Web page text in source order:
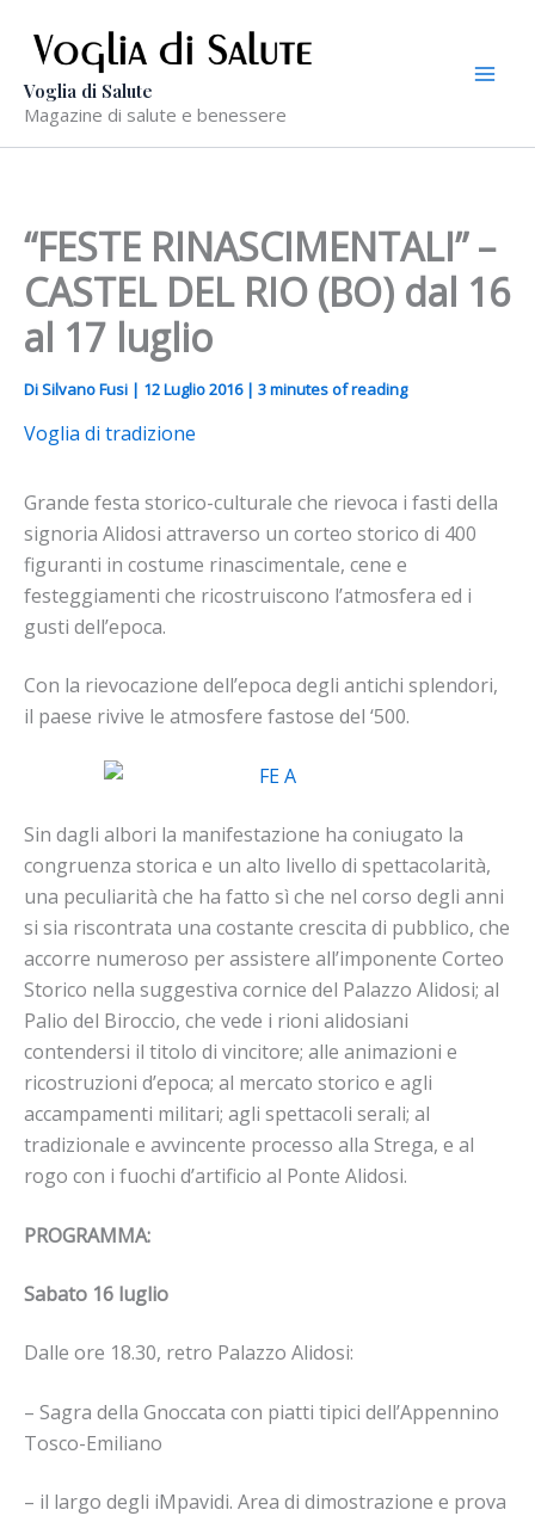
contenuto
Voglia di Salute
Magazine di salute e benessere
“FESTE RINASCIMENTALI” –
CASTEL DEL RIO (BO) dal 16
al 17 luglio
DiSilvano Fusi | 12 Luglio 2016 | 3 minutes of reading
Voglia di tradizione
Grande festa storico-culturale che rievoca i fasti della
signoria Alidosi attraverso un corteo storico di 400
figuranti in costume rinascimentale, cene e
festeggiamenti che ricostruiscono l’atmosfera ed i
gusti dell’epoca.
Con la rievocazione dell’epoca degli antichi splendori,
il paese rivive le atmosfere fastose del ‘500.
Sin dagli albori la manifestazione ha coniugato la
congruenza storica e un alto livello di spettacolarità,
una peculiarità che ha fatto sì che nel corso degli anni
si sia riscontrata una costante crescita di pubblico, che
accorre numeroso per assistere all’imponente Corteo
Storico nella suggestiva cornice del Palazzo Alidosi; al
Palio del Biroccio, che vede i rioni alidosiani
contendersi il titolo di vincitore; alle animazioni e
ricostruzioni d’epoca; al mercato storico e agli
accampamenti militari; agli spettacoli serali; al
tradizionale e avvincente processo alla Strega, e al
rogo con i fuochi d’artificio al Ponte Alidosi.
PROGRAMMA:
Sabato 16 luglio
Dalle ore 18.30, retro Palazzo Alidosi:
– Sagra della Gnoccata con piatti tipici dell’Appennino
Tosco-Emiliano
– il largo degli iMpavidi. Area di dimostrazione e prova